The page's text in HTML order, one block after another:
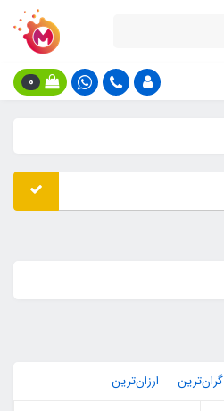
0
گران‌ترین ارزان‌ترین